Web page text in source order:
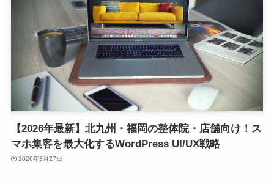
【2026年最新】北九州・福岡の整体院・店舗向け！ス
マホ集客を最大化するWordPress UI/UX戦略
2026年3月27日